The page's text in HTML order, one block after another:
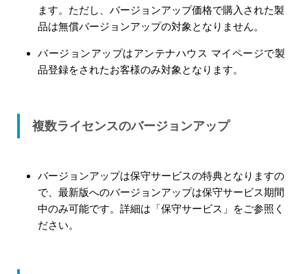
ます。ただし、バージョンアップ価格で購入された製
品は無償バージョンアップの対象となりません。
バージョンアップはアンテナハウス マイページで製
品登録をされたお客様のみ対象となります。
複数ライセンスのバージョンアップ
バージョンアップは保守サービスの特典となりますの
で、最新版へのバージョンアップは保守サービス期間
中のみ可能です。詳細は「保守サービス」をご参照く
ださい。